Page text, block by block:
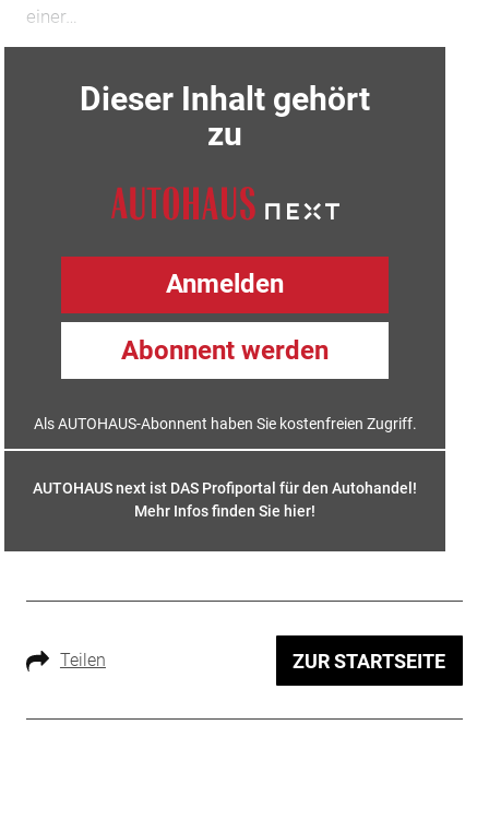
einer…
Dieser Inhalt gehört
zu
Anmelden
Abonnent werden
Als AUTOHAUS-Abonnent haben Sie kostenfreien Zugriff.
AUTOHAUS next ist DAS Profiportal für den Autohandel!
Mehr Infos finden Sie hier!
Teilen ZUR STARTSEITE